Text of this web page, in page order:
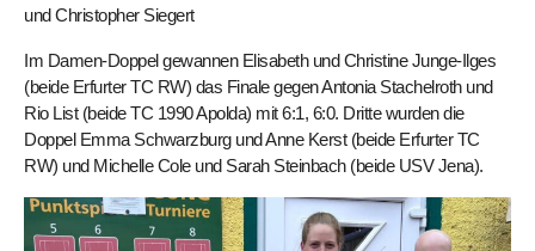
und Christopher Siegert
Im Damen-Doppel gewannen Elisabeth und Christine Junge-Ilges
(beide Erfurter TC RW) das Finale gegen Antonia Stachelroth und
Rio List (beide TC 1990 Apolda) mit 6:1, 6:0. Dritte wurden die
Doppel Emma Schwarzburg und Anne Kerst (beide Erfurter TC
RW) und Michelle Cole und Sarah Steinbach (beide USV Jena).